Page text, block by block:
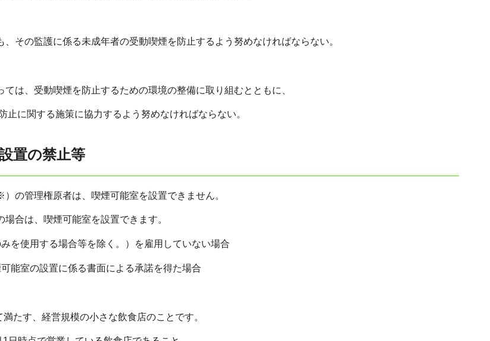
の監護に係る未成年者の受動喫煙を防止するよう努めなければならない。
、受動喫煙を防止するための環境の整備に取り組むとともに、
に関する施策に協力するよう努めなければならない。
置の禁止等
の管理権原者は、喫煙可能室を設置できません。
合は、喫煙可能室を設置できます。
を使用する場合等を除く。）を雇用していない場合
能室の設置に係る書面による承諾を得た場合
たす、経営規模の小さな飲食店のことです。